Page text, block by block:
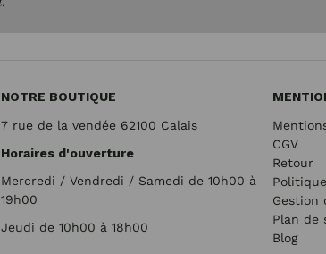
NOTRE BOUTIQUE
7 rue de la vendée 62100 Calais
Horaires d'ouverture
Mercredi / Vendredi / Samedi de 10h00 à
19h00
Jeudi de 10h00 à 18h00
CGV
Retour
Gestion
Plan de
Blog